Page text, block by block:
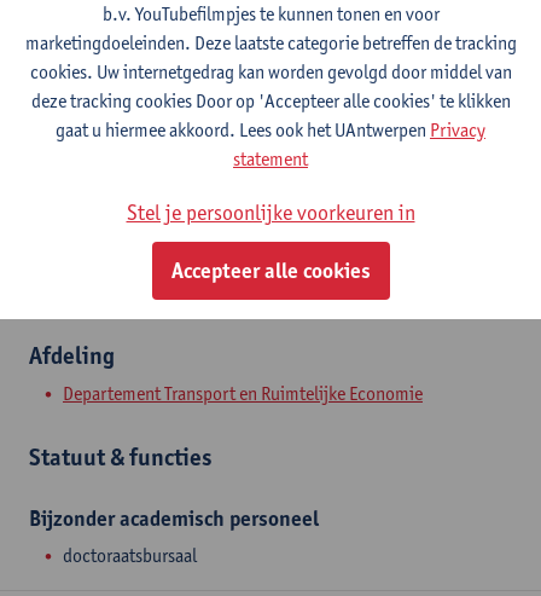
Contact
Stadscampus
Prinsstraat 13
2000 Antwerpen, BEL
Afdeling
Departement Transport en Ruimtelijke Economie
Statuut & functies
Bijzonder academisch personeel
doctoraatsbursaal
b.v. YouTubefilmpjes te kunnen tonen en voor
marketingdoeleinden. Deze laatste categorie betreffen de tracking
cookies. Uw internetgedrag kan worden gevolgd door middel van
deze tracking cookies Door op 'Accepteer alle cookies' te klikken
gaat u hiermee akkoord. Lees ook het UAntwerpen Privacy
statement
Stel je persoonlijke voorkeuren in
Accepteer alle cookies